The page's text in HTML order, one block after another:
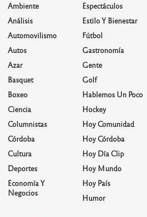
Ambiente
Análisis
Automovilismo
Autos
Azar
Basquet
Boxeo
Ciencia
Columnistas
Córdoba
Cultura
Deportes
Economía Y
Negocios
Espectáculos
Estilo Y Bienestar
Fútbol
Gastronomía
Gente
Golf
Hablemos Un Poco
Hockey
Hoy Comunidad
Hoy Córdoba
Hoy Día Clip
Hoy Mundo
Hoy País
Humor